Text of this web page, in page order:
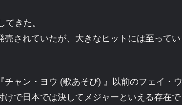
きた。
されていたが、大きなヒットには至ってい
ャン・ヨウ (歌あそび) 』以前のフェイ・ウ
で日本では決してメジャーといえる存在で